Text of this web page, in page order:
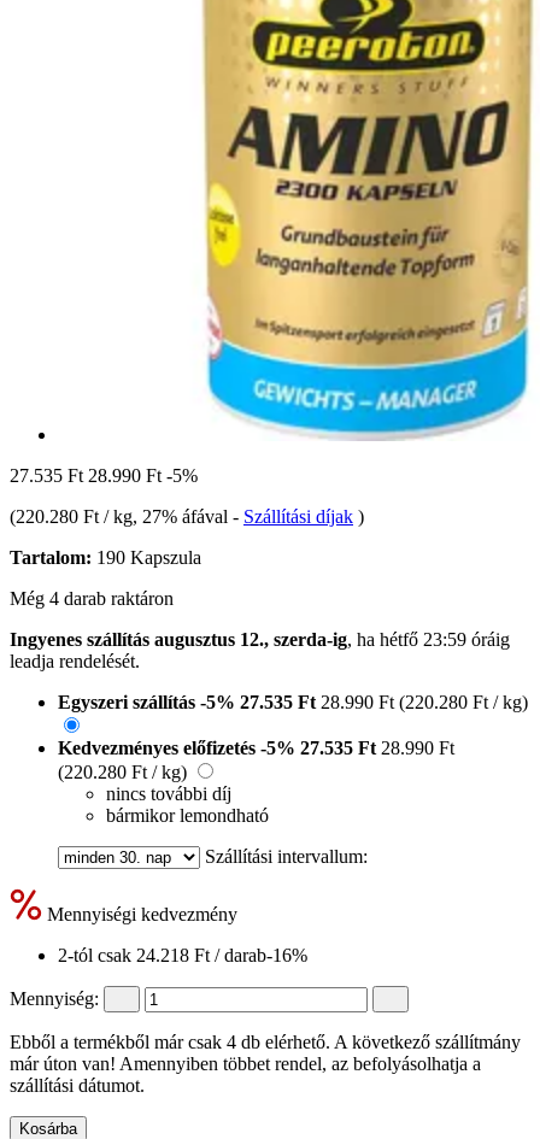
27.535 Ft 28.990 Ft -5%
(220.280 Ft / kg, 27% áfával - Szállítási díjak )
Tartalom: 190 Kapszula
Még 4 darab raktáron
Ingyenes szállítás augusztus 12., szerda-ig, ha hétfő 23:59 óráig
leadja rendelését.
Egyszeri szállítás -5% 27.535 Ft 28.990 Ft (220.280 Ft / kg)
Kedvezményes előfizetés -5% 27.535 Ft 28.990 Ft
(220.280 Ft / kg)
nincs további díj
bármikor lemondható
Szállítási intervallum:
Mennyiségi kedvezmény
2-tól csak 24.218 Ft / darab-16%
Mennyiség:
Ebből a termékből már csak 4 db elérhető. A következő szállítmány
már úton van! Amennyiben többet rendel, az befolyásolhatja a
szállítási dátumot.
Kosárba